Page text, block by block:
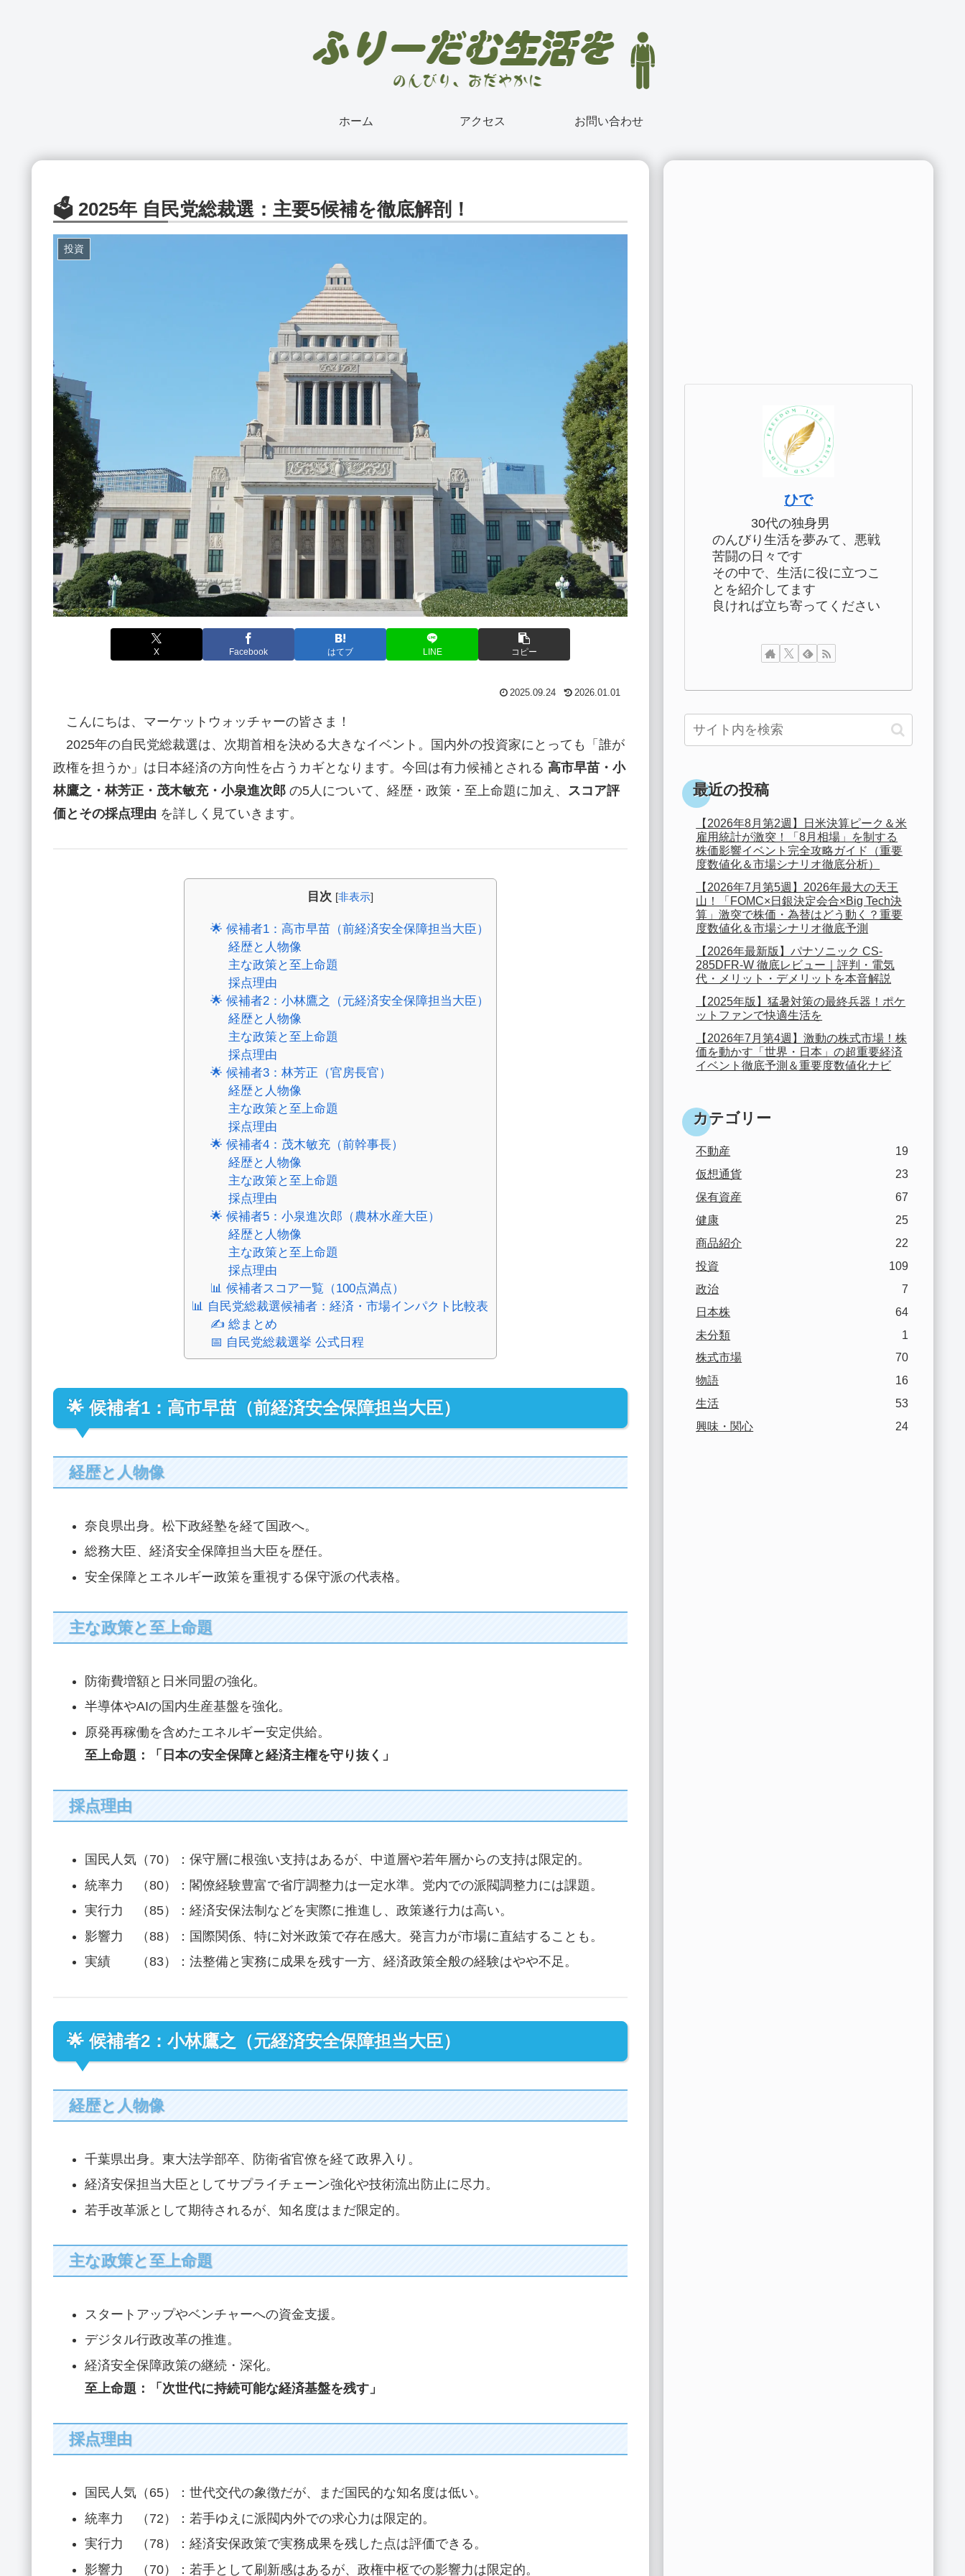
ホーム アクセス お問い合わせ
🗳️ 2025年 自民党総裁選：主要5候補を徹底解剖！
投資
X Facebook はてブ LINE コピー
2025.09.24 2026.01.01
こんにちは、マーケットウォッチャーの皆さま！
2025年の自民党総裁選は、次期首相を決める大きなイベント。国内外の投資家にとっても「誰が
政権を担うか」は日本経済の方向性を占うカギとなります。今回は有力候補とされる 高市早苗・小
林鷹之・林芳正・茂木敏充・小泉進次郎 の5人について、経歴・政策・至上命題に加え、 スコア評
価とその採点理由 を詳しく見ていきます。
目次 [非表示]
🌟 候補者1：高市早苗（前経済安全保障担当大臣）
経歴と人物像
主な政策と至上命題
採点理由
🌟 候補者2：小林鷹之（元経済安全保障担当大臣）
経歴と人物像
主な政策と至上命題
採点理由
🌟 候補者3：林芳正（官房長官）
経歴と人物像
主な政策と至上命題
採点理由
🌟 候補者4：茂木敏充（前幹事長）
経歴と人物像
主な政策と至上命題
採点理由
🌟 候補者5：小泉進次郎（農林水産大臣）
経歴と人物像
主な政策と至上命題
採点理由
📊 候補者スコア一覧（100点満点）
📊 自民党総裁選候補者：経済・市場インパクト比較表
✍️ 総まとめ
📅 自民党総裁選挙 公式日程
🌟 候補者1：高市早苗（前経済安全保障担当大臣）
経歴と人物像
奈良県出身。松下政経塾を経て国政へ。
総務大臣、経済安全保障担当大臣を歴任。
安全保障とエネルギー政策を重視する保守派の代表格。
主な政策と至上命題
防衛費増額と日米同盟の強化。
半導体やAIの国内生産基盤を強化。
原発再稼働を含めたエネルギー安定供給。
至上命題：「日本の安全保障と経済主権を守り抜く」
採点理由
国民人気（70）：保守層に根強い支持はあるが、中道層や若年層からの支持は限定的。
統率力 （80）：閣僚経験豊富で省庁調整力は一定水準。党内での派閥調整力には課題。
実行力 （85）：経済安保法制などを実際に推進し、政策遂行力は高い。
影響力 （88）：国際関係、特に対米政策で存在感大。発言力が市場に直結することも。
実績 （83）：法整備と実務に成果を残す一方、経済政策全般の経験はやや不足。
🌟 候補者2：小林鷹之（元経済安全保障担当大臣）
経歴と人物像
千葉県出身。東大法学部卒、防衛省官僚を経て政界入り。
経済安保担当大臣としてサプライチェーン強化や技術流出防止に尽力。
若手改革派として期待されるが、知名度はまだ限定的。
主な政策と至上命題
スタートアップやベンチャーへの資金支援。
デジタル行政改革の推進。
経済安全保障政策の継続・深化。
至上命題：「次世代に持続可能な経済基盤を残す」
採点理由
国民人気（65）：世代交代の象徴だが、まだ国民的な知名度は低い。
統率力 （72）：若手ゆえに派閥内外での求心力は限定的。
実行力 （78）：経済安保政策で実務成果を残した点は評価できる。
影響力 （70）：若手として刷新感はあるが、政権中枢での影響力は限定的。
ひで
30代の独身男
のんびり生活を夢みて、悪戦
苦闘の日々です
その中で、生活に役に立つこ
とを紹介してます
良ければ立ち寄ってください
最近の投稿
【2026年8月第2週】日米決算ピーク＆米
雇用統計が激突！「8月相場」を制する
株価影響イベント完全攻略ガイド（重要
度数値化＆市場シナリオ徹底分析）
【2026年7月第5週】2026年最大の天王
山！「FOMC×日銀決定会合×Big Tech決
算」激突で株価・為替はどう動く？重要
度数値化＆市場シナリオ徹底予測
【2026年最新版】パナソニック CS-
285DFR-W 徹底レビュー｜評判・電気
代・メリット・デメリットを本音解説
【2025年版】猛暑対策の最終兵器！ポケ
ットファンで快適生活を
【2026年7月第4週】激動の株式市場！株
価を動かす「世界・日本」の超重要経済
イベント徹底予測＆重要度数値化ナビ
カテゴリー
不動産
19
仮想通貨
23
保有資産
67
健康
25
商品紹介
22
投資
109
政治
7
日本株
64
未分類
1
株式市場
70
物語
16
生活
53
興味・関心
24